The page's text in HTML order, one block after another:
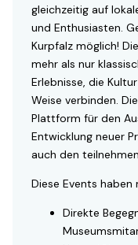
gleichzeitig auf
und Enthusiasten.
Kurpfalz möglich!
mehr als nur
Erlebnisse, die
Weise verbinden.
Plattform für den
Entwicklung neuer
auch den
Diese Events haben
Direkte